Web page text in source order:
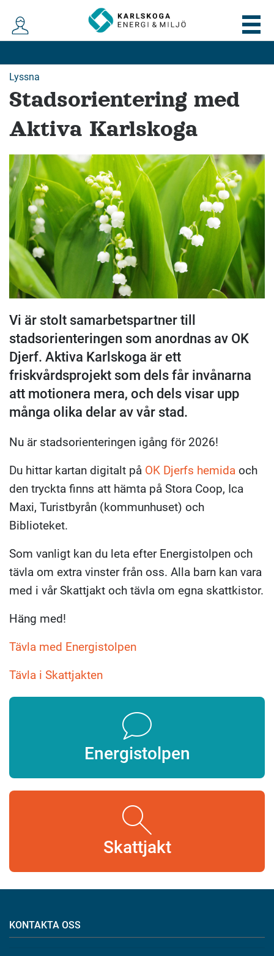
Lyssna
Stadsorientering med
Aktiva Karlskoga
Vi är stolt samarbetspartner till
stadsorienteringen som anordnas av OK
Djerf. Aktiva Karlskoga är ett
friskvårdsprojekt som dels får invånarna
att motionera mera, och dels visar upp
många olika delar av vår stad.
Nu är stadsorienteringen igång för 2026!
Du hittar kartan digitalt på OK Djerfs hemida och
den tryckta finns att hämta på Stora Coop, Ica
Maxi, Turistbyrån (kommunhuset) och
Biblioteket.
Som vanligt kan du leta efter Energistolpen och
tävla om extra vinster från oss. Alla barn kan vara
med i vår Skattjakt och tävla om egna skattkistor.
Häng med!
Tävla med Energistolpen
Tävla i Skattjakten
Energistolpen
Skattjakt
KONTAKTA OSS